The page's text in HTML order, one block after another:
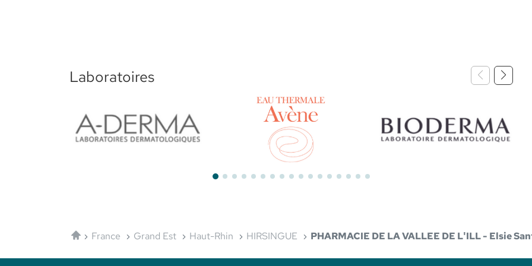
Laboratoires
AccueilFrance Grand Est Haut-Rhin HIRSINGUE PHARMACIE DE LA VALLEE DE L'ILL - Elsie